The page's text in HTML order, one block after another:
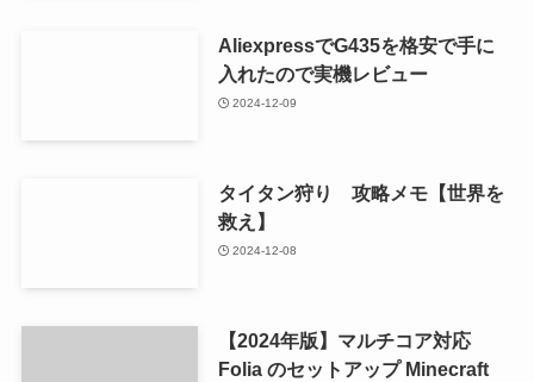
AliexpressでG435を格安で手に
入れたので実機レビュー
2024-12-09
タイタン狩り 攻略メモ【世界を
救え】
2024-12-08
【2024年版】マルチコア対応
Folia のセットアップ Minecraft